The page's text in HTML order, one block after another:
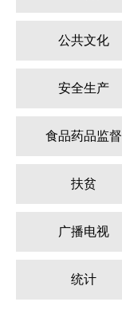
公共文化
安全生产
食品药品监督
扶贫
广播电视
统计